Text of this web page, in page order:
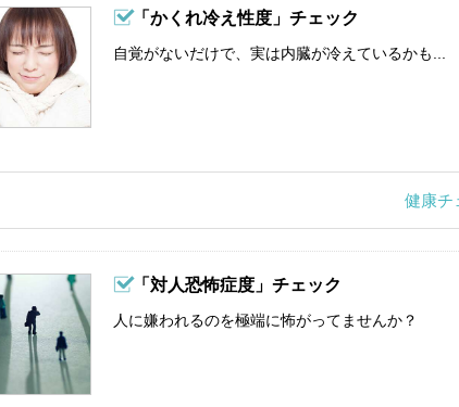
「かくれ冷え性度」チェック
自覚がないだけで、実は内臓が冷えているかも...
健康チ
「対人恐怖症度」チェック
人に嫌われるのを極端に怖がってませんか？